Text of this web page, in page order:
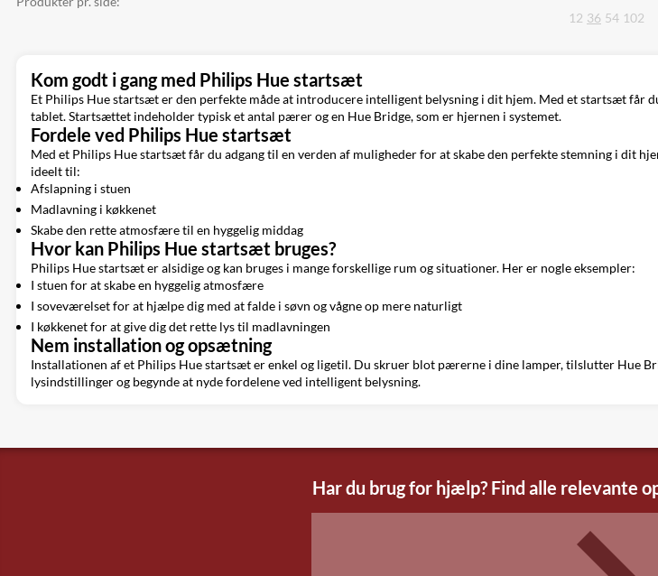
12 36 54 102
Kom godt i gang med Philips Hue startsæt
Et Philips Hue startsæt er den perfekte måde at introducere intelligent belysning i dit hjem. Med et startsæt får
tablet. Startsættet indeholder typisk et antal pærer og en Hue Bridge, som er hjernen i systemet.
Fordele ved Philips Hue startsæt
Med et Philips Hue startsæt får du adgang til en verden af muligheder for at skabe den perfekte stemning i dit
ideelt til:
Afslapning i stuen
Madlavning i køkkenet
Skabe den rette atmosfære til en hyggelig middag
Hvor kan Philips Hue startsæt bruges?
Philips Hue startsæt er alsidige og kan bruges i mange forskellige rum og situationer. Her er nogle eksempler:
I stuen for at skabe en hyggelig atmosfære
I soveværelset for at hjælpe dig med at falde i søvn og vågne op mere naturligt
I køkkenet for at give dig det rette lys til madlavningen
Nem installation og opsætning
Installationen af et Philips Hue startsæt er enkel og ligetil. Du skruer blot pærerne i dine lamper, tilslutter Hue
lysindstillinger og begynde at nyde fordelene ved intelligent belysning.
Har du brug for hjælp? Find alle relevante